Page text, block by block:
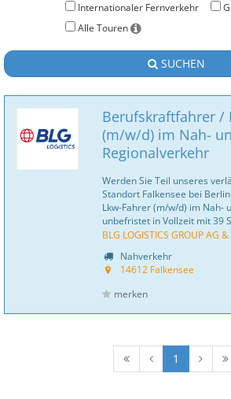
Internationaler Fernverkehr
Alle Touren
SUCHEN
Berufskraftfahrer /
(m/w/d) im Nah-
Regionalverkehr
Werden Sie Teil unseres
Standort Falkensee bei
Lkw-Fahrer (m/w/d) im Nah-
unbefristet in Vollzeit mit 39
BLG LOGISTICS GROUP AG &
Nahverkehr
14612 Falkensee
merken
1